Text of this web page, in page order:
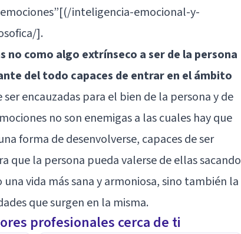
inteligencia-emocional-y-
].
no como algo extrínseco a ser de la persona
del todo capaces de entrar en el ámbito
encauzadas para el bien de la persona y de
no son enemigas a las cuales hay que
forma de desenvolverse, capaces de ser
que la persona pueda valerse de ellas sacando
vida más sana y armoniosa, sino también la
que surgen en la misma.
profesionales cerca de ti